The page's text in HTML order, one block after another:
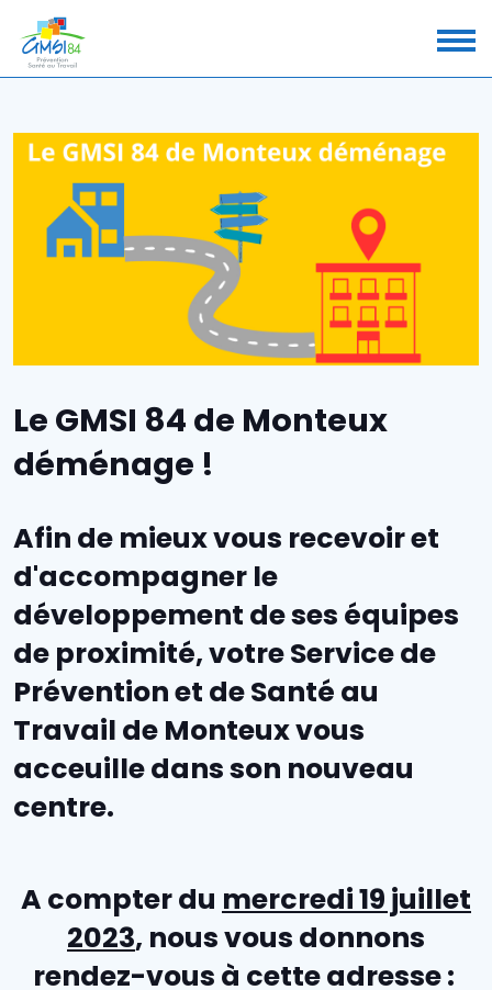
Le GMSI 84 de Monteux
déménage !
Afin de mieux vous recevoir et
d'accompagner le
développement de ses équipes
de proximité, votre Service de
Prévention et de Santé au
Travail de Monteux vous
acceuille dans son nouveau
centre.
A compter du mercredi 19 juillet
2023, nous vous donnons
rendez-vous à cette adresse :